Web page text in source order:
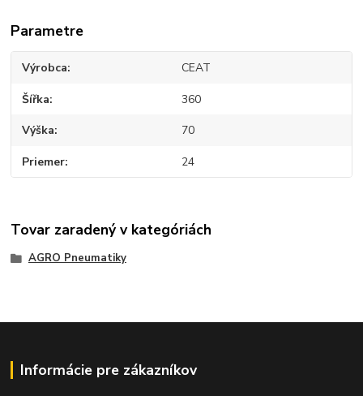
Parametre
Výrobca CEAT
Šířka 360
Výška 70
Priemer 24
Tovar zaradený v kategóriách
AGRO Pneumatiky
Informácie pre zákazníkov